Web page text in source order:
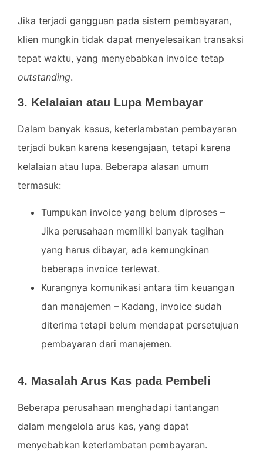
Jika terjadi gangguan pada sistem pembayaran,
klien mungkin tidak dapat menyelesaikan transaksi
tepat waktu, yang menyebabkan invoice tetap
outstanding.
3. Kelalaian atau Lupa Membayar
Dalam banyak kasus, keterlambatan pembayaran
terjadi bukan karena kesengajaan, tetapi karena
kelalaian atau lupa. Beberapa alasan umum
termasuk:
Tumpukan invoice yang belum diproses –
Jika perusahaan memiliki banyak tagihan
yang harus dibayar, ada kemungkinan
beberapa invoice terlewat.
Kurangnya komunikasi antara tim keuangan
dan manajemen – Kadang, invoice sudah
diterima tetapi belum mendapat persetujuan
pembayaran dari manajemen.
4. Masalah Arus Kas pada Pembeli
Beberapa perusahaan menghadapi tantangan
dalam mengelola arus kas, yang dapat
menyebabkan keterlambatan pembayaran.